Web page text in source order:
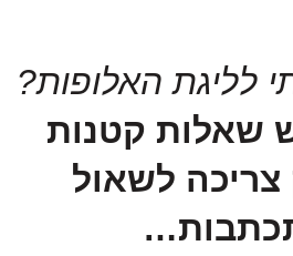
לליגת האלופות?
שאלות קטנות
צריכה לשאול